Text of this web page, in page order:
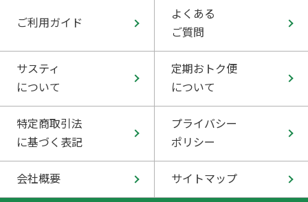
ご利用ガイド
よくある
ご質問
サスティ
について
定期おトク便
について
特定商取引法
に基づく表記
プライバシー
ポリシー
会社概要 サイトマップ